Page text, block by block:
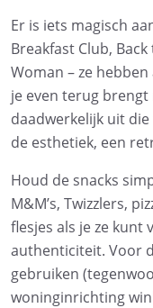
Er is iets magisch
Breakfast Club,
Woman – ze
je even terug
daadwerkelijk uit
de esthetiek, een
Houd de snacks
M&M’s, Twizzlers,
flesjes als je ze kunt
authenticiteit. Voor
gebruiken
woninginrichting